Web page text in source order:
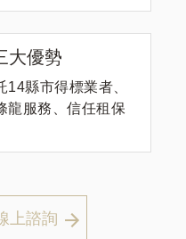
大優勢
14縣市得標業者、
龍服務、信任租保
上諮詢